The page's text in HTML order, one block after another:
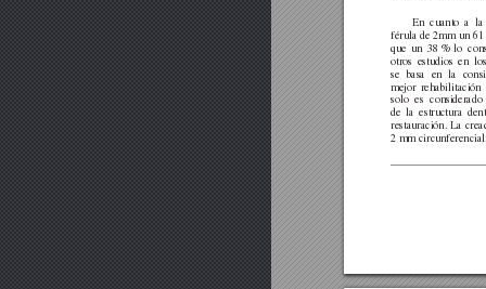
En cuanto a
la
férula de 2mm un 61
que un 38 % lo
otros
estudios en los
se
basa en la
mejor rehabilitación
solo
es
considerado
de la estructura
restauración. La
2 mm